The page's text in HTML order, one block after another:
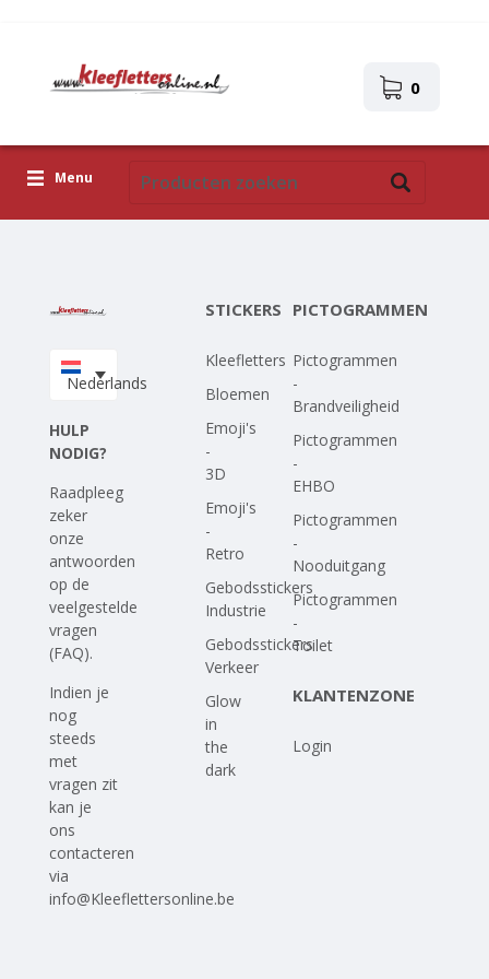
0
Menu
Upload je eigen ontwerp
Nederlands
HULP
NODIG?
Raadpleeg
zeker
onze
antwoorden
op de
veelgestelde
vragen
(FAQ).
Indien je
nog
steeds
met
vragen zit
kan je
ons
contacteren
via
info@Kleeflettersonline.be
STICKERS
Kleefletters
Bloemen
Emoji's
-
3D
Emoji's
-
Retro
Gebodsstickers
Industrie
Gebodsstickers
Verkeer
Glow
in
the
dark
PICTOGRAMMEN
Pictogrammen
-
Brandveiligheid
Pictogrammen
-
EHBO
Pictogrammen
-
Nooduitgang
Pictogrammen
-
Toilet
KLANTENZONE
Login